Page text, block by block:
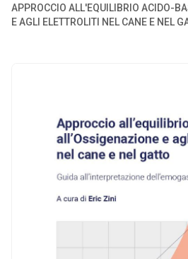
APPROCCIO ALL'EQUILIBRIO ACIDO-
E AGLI ELETTROLITI NEL CANE E NEL